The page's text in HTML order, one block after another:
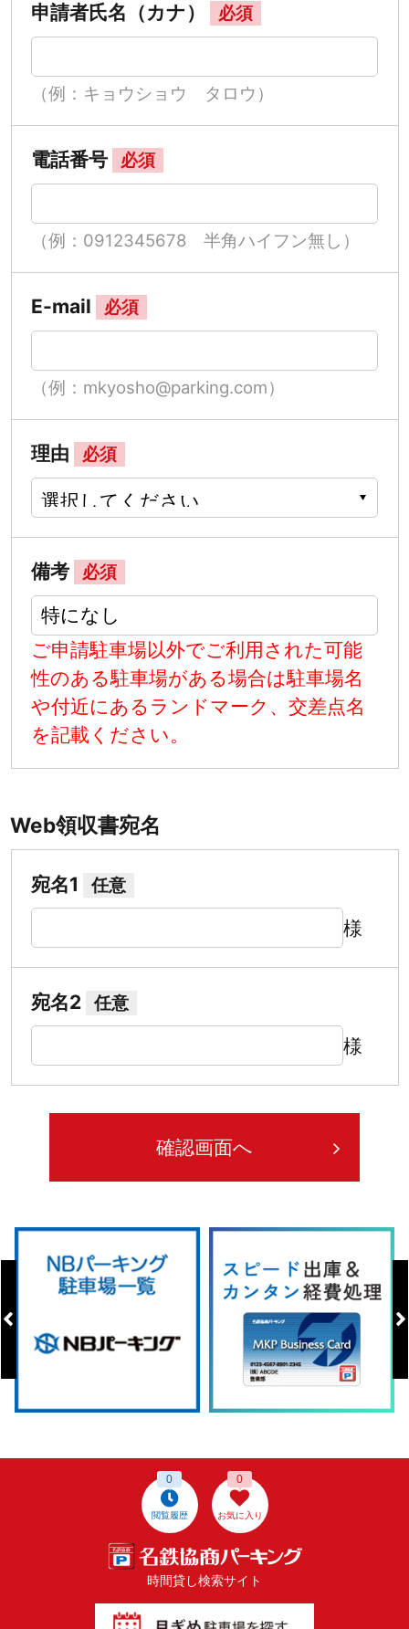
申請者氏名（カナ） 必須
（例：キョウショウ タロウ）
電話番号 必須
（例：0912345678 半角ハイフン無し）
E-mail 必須
（例：mkyosho@parking.com）
理由 必須
備考 必須
ご申請駐車場以外でご利用された可能
性のある駐車場がある場合は駐車場名
や付近にあるランドマーク、交差点名
を記載ください。
Web領収書宛名
宛名1 任意
様
宛名2 任意
様
閲覧履歴
0
お気に入り
0
時間貸し検索サイト